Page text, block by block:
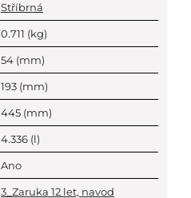
Stříbrná
0.711 (kg)
54 (mm)
193 (mm)
445 (mm)
4.336 (l)
Ano
3_Zaruka 12 let, navod